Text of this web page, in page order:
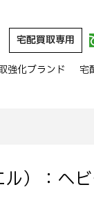
宅配買取専用
強化ブランド 宅
）：ヘ